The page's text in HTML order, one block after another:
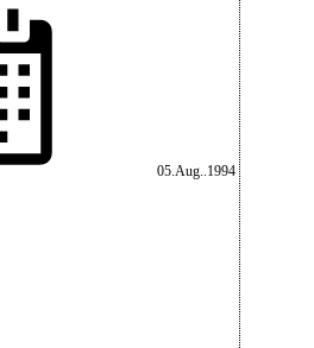
05.Aug..1994